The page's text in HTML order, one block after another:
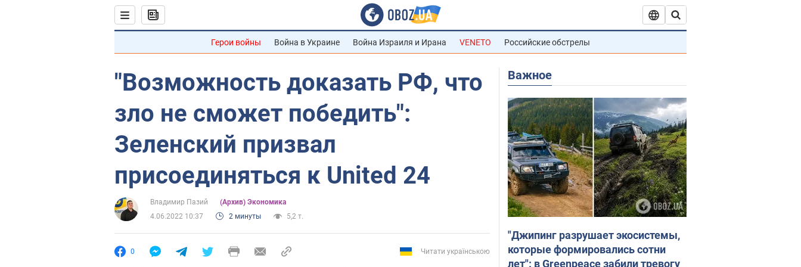
Герои войны Война в Украине Война Израиля и Ирана VENETO Российские обстрелы
"Возможность доказать РФ, что
зло не сможет победить":
Зеленский призвал
присоединяться к United 24
Владимир Пазий
(Архив) Экономика
4.06.2022 10:37
2 минуты 5,2 т.
0 Читати українською
Важное
"Джипинг разрушает экосистемы,
которые формировались сотни
лет": в Greenpeace забили тревогу